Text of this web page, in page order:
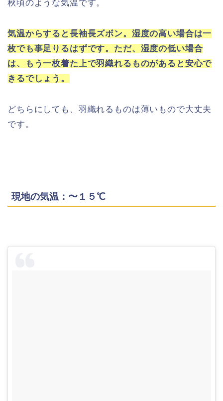
秋頃のような気温です。
気温からすると長袖長ズボン。湿度の高い場合は一
枚でも事足りるはずです。ただ、湿度の低い場合
は、もう一枚着た上で羽織れるものがあると安心で
きるでしょう。
どちらにしても、羽織れるものは薄いもので大丈夫
です。
現地の気温：〜１５℃